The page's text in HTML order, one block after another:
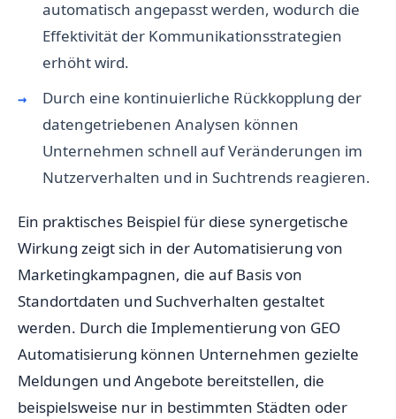
automatisch angepasst werden, wodurch die
Effektivität der Kommunikationsstrategien
erhöht wird.
Durch eine kontinuierliche Rückkopplung der
datengetriebenen Analysen können
Unternehmen schnell auf Veränderungen im
Nutzerverhalten und in Suchtrends reagieren.
Ein praktisches Beispiel für diese synergetische
Wirkung zeigt sich in der Automatisierung von
Marketingkampagnen, die auf Basis von
Standortdaten und Suchverhalten gestaltet
werden. Durch die Implementierung von GEO
Automatisierung können Unternehmen gezielte
Meldungen und Angebote bereitstellen, die
beispielsweise nur in bestimmten Städten oder